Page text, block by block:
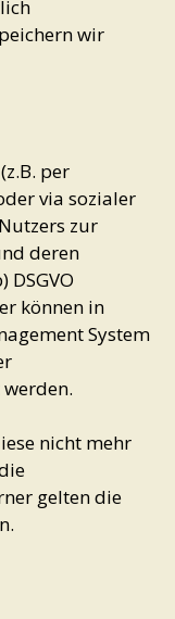
wir
per
via sozialer
zur
deren
können in
System
nicht mehr
gelten die